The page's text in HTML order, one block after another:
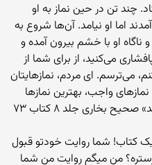
چند تن در حین نماز به او
اما او نیامد. آن‌ها شروع به
او با خشم بیرون آمده و
می‌کنید، از برای شما از
می‌ترسم. ای مردم، نمازهایتان
نمازهای واجب، بهترین نمازها
آنهاییست که در خانه‌ها خوانده شوند» صحیح بخاری جلد ۸ کتاب ۷۳
کتاب! شما روایت خودتو قبول
من میگم روایت من شما